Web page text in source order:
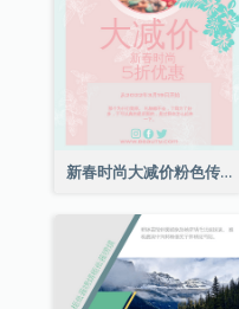
新春时尚大减价粉色传单